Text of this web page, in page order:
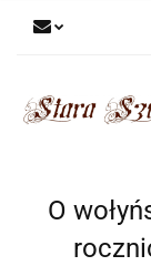
O